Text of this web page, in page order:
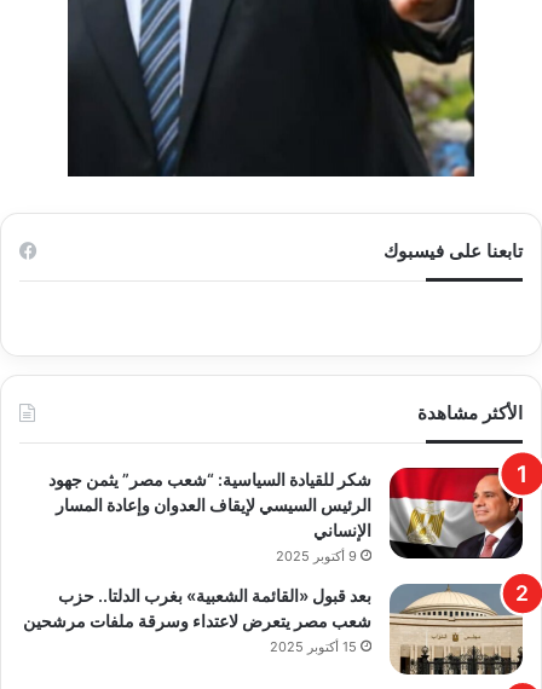
تابعنا على فيسبوك
الأكثر مشاهدة
​شكر للقيادة السياسية: “شعب مصر” يثمن جهود
الرئيس السيسي لإيقاف العدوان وإعادة المسار
الإنساني
9 أكتوبر 2025
بعد قبول «القائمة الشعبية» بغرب الدلتا.. حزب
شعب مصر يتعرض لاعتداء وسرقة ملفات مرشحين
15 أكتوبر 2025